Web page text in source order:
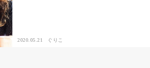
2020.05.21 ぐりこ